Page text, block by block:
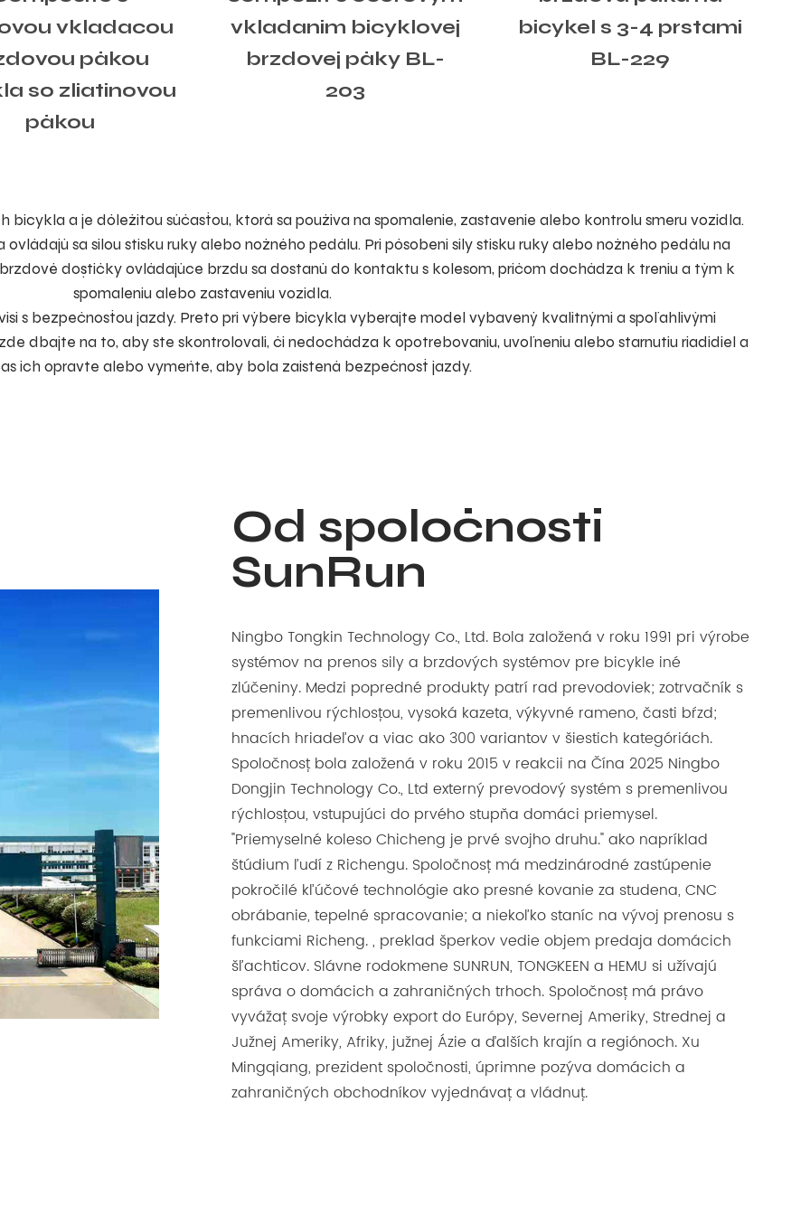
vkladacou
pákou
so zliatinovou
pákou
vkladaním bicyklovej
brzdovej páky BL-
203
bicykel s 3-4 prstami
BL-229
a je dôležitou súčasťou, ktorá sa používa na spomalenie, zastavenie alebo kontrolu smeru vozidla.
sa silou stisku ruky alebo nožného pedálu. Pri pôsobení sily stisku ruky alebo nožného pedálu na
doštičky ovládajúce brzdu sa dostanú do kontaktu s kolesom, pričom dochádza k treniu a tým k
spomaleniu alebo zastaveniu vozidla.
s bezpečnosťou jazdy. Preto pri výbere bicykla vyberajte model vybavený kvalitnými a spoľahlivými
dbajte na to, aby ste skontrolovali, či nedochádza k opotrebovaniu, uvoľneniu alebo starnutiu riadidiel a
ich opravte alebo vymeňte, aby bola zaistená bezpečnosť jazdy.
Od spoločnosti
SunRun
Ningbo Tongkin Technology Co., Ltd. Bola založená v roku 1991 pri výrobe
systémov na prenos sily a brzdových systémov pre bicykle iné
zlúčeniny. Medzi popredné produkty patrí rad prevodoviek; zotrvačník s
premenlivou rýchlosťou, vysoká kazeta, výkyvné rameno, časti bŕzd;
hnacích hriadeľov a viac ako 300 variantov v šiestich kategóriách.
Spoločnosť bola založená v roku 2015 v reakcii na Čína 2025 Ningbo
Dongjin Technology Co., Ltd externý prevodový systém s premenlivou
rýchlosťou, vstupujúci do prvého stupňa domáci priemysel.
"Priemyselné koleso Chicheng je prvé svojho druhu." ako napríklad
štúdium ľudí z Richengu. Spoločnosť má medzinárodné zastúpenie
pokročilé kľúčové technológie ako presné kovanie za studena, CNC
obrábanie, tepelné spracovanie; a niekoľko staníc na vývoj prenosu s
funkciami Richeng. , preklad šperkov vedie objem predaja domácich
šľachticov. Slávne rodokmene SUNRUN, TONGKEEN a HEMU si užívajú
správa o domácich a zahraničných trhoch. Spoločnosť má právo
vyvážať svoje výrobky export do Európy, Severnej Ameriky, Strednej a
Južnej Ameriky, Afriky, južnej Ázie a ďalších krajín a regiónoch. Xu
Mingqiang, prezident spoločnosti, úprimne pozýva domácich a
zahraničných obchodníkov vyjednávať a vládnuť.